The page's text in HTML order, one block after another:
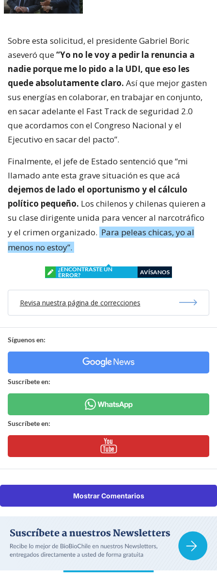
Sobre esta solicitud, el presidente Gabriel Boric
aseveró que“Yo no le voy a pedir la renuncia a
nadie porque me lo pido a la UDI, que eso les
quede absolutamente claro. Así que mejor gasten
sus energías en colaborar, en trabajar en conjunto,
en sacar adelante el Fast Track de seguridad 2.0
que acordamos con el Congreso Nacional y el
Ejecutivo en sacar del pacto”.
Finalmente, el jefe de Estado sentenció que “mi
llamado ante esta grave situación es que acá
dejemos de lado el oportunismo y el cálculo
político pequeño. Los chilenos y chilenas quieren a
su clase dirigente unida para vencer al narcotráfico
y el crimen organizado. Para peleas chicas, yo al
menos no estoy”.
¿ENCONTRASTE UN
ERROR?
AVÍSANOS
Revisa nuestra página de correcciones
Síguenos en:
Suscríbete en:
Suscríbete en:
Mostrar Comentarios